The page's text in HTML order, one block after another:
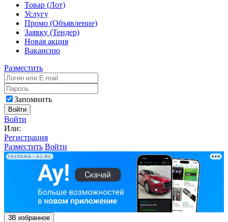
Товар (Лот)
Услугу
Промо (Объявление)
Заявку (Тендер)
Новая акция
Вакансию
Разместить
Запомнить
Войти
Войти
Или:
Регистрация
Разместить Войти
РЕКЛАМА • AU.RU
3В избранное